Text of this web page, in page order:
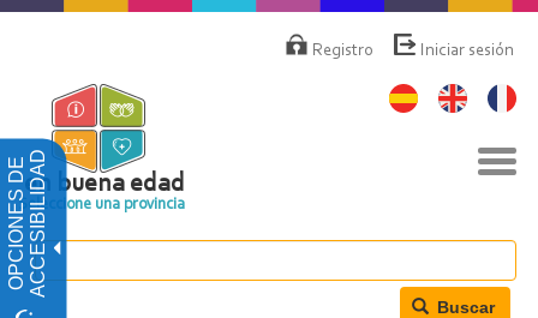
OPCIONES DEACCESIBILIDAD
Pasar
contenido
principal
deRegistro Iniciar sesión
en buena edad
Seleccione una provincia
Buscar